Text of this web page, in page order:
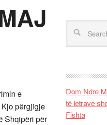
e
përgjigje
Shqipëri për
Dom Ndre
të letrave
Fishta